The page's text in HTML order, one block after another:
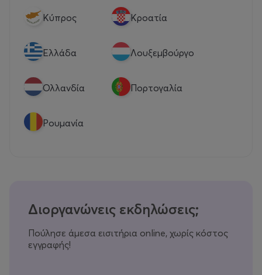
Κύπρος Κροατία
Eλλάδα Λουξεμβούργο
Ολλανδία Πορτογαλία
Ρουμανία
Διοργανώνεις εκδηλώσεις;
Πούλησε άμεσα εισιτήρια online, χωρίς κόστος
εγγραφής!